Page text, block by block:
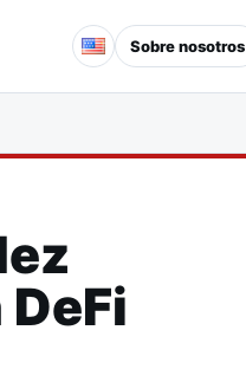
Sobre nosotros